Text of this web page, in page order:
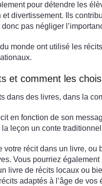
pour détendre les
et divertissement. Ils
donc pas négliger
monde ont utilisé les
et comment les
dans des livres, dans la
en fonction de son
leçon un conte
votre récit dans un livre,
Vous pourriez
livre de récits locaux ou
adaptés à l’âge de vos